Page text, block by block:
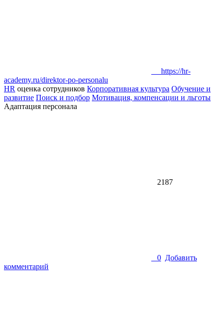
https://hr-
academy.ru/direktor-po-personalu
HR оценка сотрудников Корпоративная культура Обучение и
развитие Поиск и подбор Мотивация, компенсации и льготы
Адаптация персонала
2187
0 Добавить
комментарий